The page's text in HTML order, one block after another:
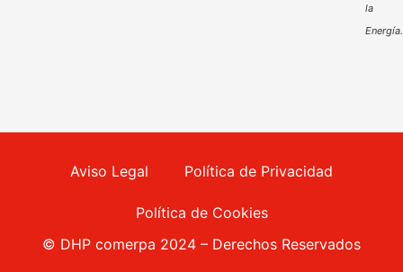
la
Energía.
Aviso Legal Política de Privacidad
Política de Cookies
© DHP comerpa 2024 – Derechos Reservados